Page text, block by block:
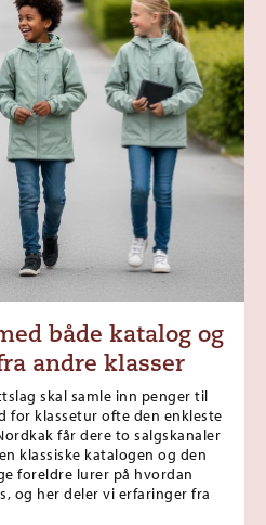
både katalog og
andre klasser
skal samle inn penger til
for klassetur ofte den enkleste
får dere to salgskanaler
klassiske katalogen og den
foreldre lurer på hvordan
og her deler vi erfaringer fra